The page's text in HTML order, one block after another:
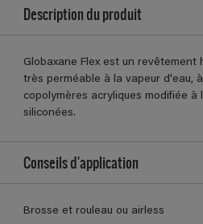
Description du produit
Globaxane Flex est un
très perméable à la vapeur d'eau,
copolymères acryliques modifiée à
siliconées.
Conseils d'application
Brosse et rouleau ou airless